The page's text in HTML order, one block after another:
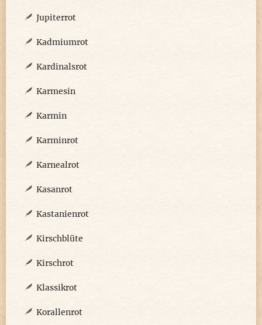
Jupiterrot
Kadmiumrot
Kardinalsrot
Karmesin
Karmin
Karminrot
Karnealrot
Kasanrot
Kastanienrot
Kirschblüte
Kirschrot
Klassikrot
Korallenrot